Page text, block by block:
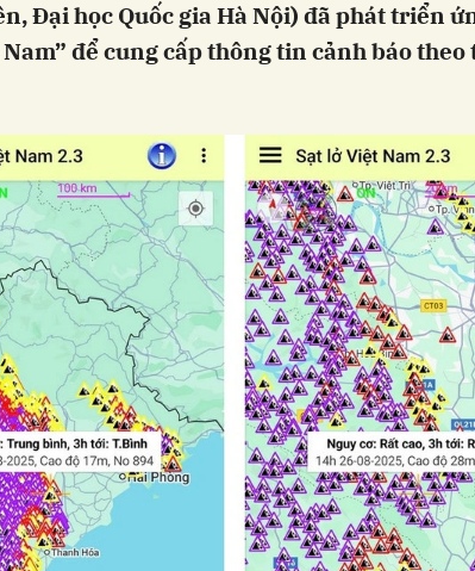
Đại học Quốc gia Hà Nội) đã phát triển
Nam” để cung cấp thông tin cảnh báo theo